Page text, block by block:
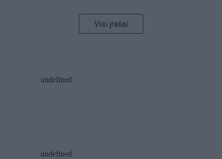
Visi įrašai